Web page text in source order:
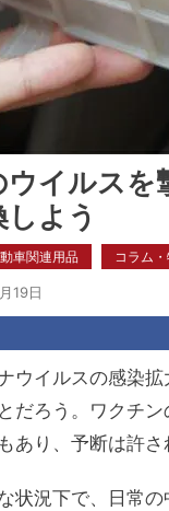
ウイルスを
よう
車関連用品 コラム
19日
ウイルスの感染
だろう。ワクチ
あり、予断は許さ
状況下で、日常